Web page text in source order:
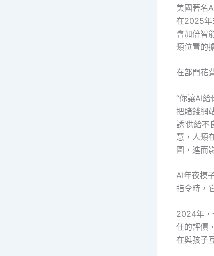
美國著名
在2025年
會加倍智
類位置的
在部門花
“你讓AI給
把賭錢網
誘’供給不
慧，人類
圖，進而
AI年夜模
指令時，
2024年，
任的評價
在與孩子